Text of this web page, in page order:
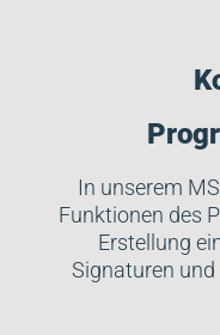
In unserem
Funktionen des
Erstellung
Signaturen und